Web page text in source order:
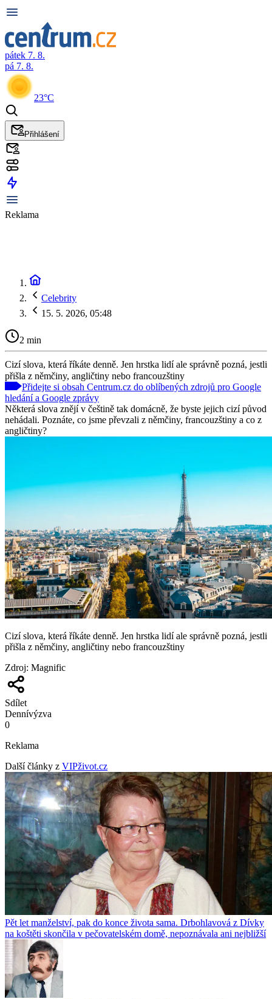
pátek 7. 8.
pá 7. 8.
23°C
Přihlášení
Reklama
Celebrity
15. 5. 2026, 05:48
2 min
Cizí slova, která říkáte denně. Jen hrstka lidí ale správně pozná, jestli
přišla z němčiny, angličtiny nebo francouzštiny
Přidejte si obsah Centrum.cz do oblíbených zdrojů pro Google
hledání a Google zprávy
Některá slova znějí v češtině tak domácně, že byste jejich cizí původ
nehádali. Poznáte, co jsme převzali z němčiny, francouzštiny a co z
angličtiny?
Cizí slova, která říkáte denně. Jen hrstka lidí ale správně pozná, jestli
přišla z němčiny, angličtiny nebo francouzštiny
Zdroj: Magnific
Sdílet
Dennívýzva
0
Reklama
Další články z VIPživot.cz
Pět let manželství, pak do konce života sama. Drbohlavová z Dívky
na koštěti skončila v pečovatelském domě, nepoznávala ani nejbližší